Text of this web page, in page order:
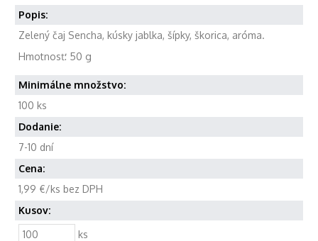
Popis:
Zelený čaj Sencha, kúsky jablka, šípky, škorica, aróma.
Hmotnosť: 50 g
Minimálne množstvo:
100 ks
Dodanie:
7-10 dní
Cena:
1,99 €/ks bez DPH
Kusov:
ks